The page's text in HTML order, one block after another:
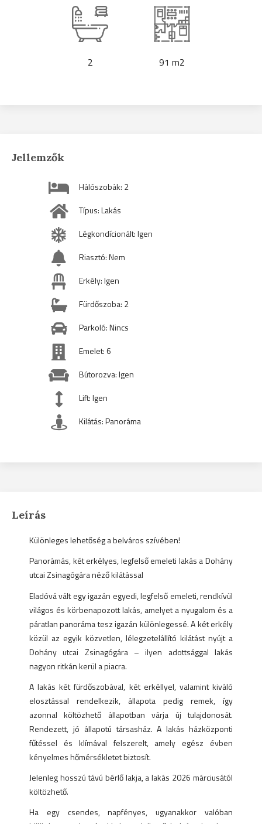
2 91 m2
Jellemzők
Hálószobák: 2
Típus: Lakás
Légkondícionált: Igen
Riasztó: Nem
Erkély: Igen
Fürdőszoba: 2
Parkoló: Nincs
Emelet: 6
Bútorozva: Igen
Lift: Igen
Kilátás: Panoráma
Leírás
Különleges lehetőség a belváros szívében!
Panorámás, két erkélyes, legfelső emeleti lakás a Dohány
utcai Zsinagógára néző kilátással
Eladóvá vált egy igazán egyedi, legfelső emeleti, rendkívül
világos és körbenapozott lakás, amelyet a nyugalom és a
páratlan panoráma tesz igazán különlegessé. A két erkély
közül az egyik közvetlen, lélegzetelállító kilátást nyújt a
Dohány utcai Zsinagógára – ilyen adottsággal lakás
nagyon ritkán kerül a piacra.
A lakás két fürdőszobával, két erkéllyel, valamint kiváló
elosztással rendelkezik, állapota pedig remek, így
azonnal költözhető állapotban várja új tulajdonosát.
Rendezett, jó állapotú társasház. A lakás házközponti
fűtéssel és klímával felszerelt, amely egész évben
kényelmes hőmérsékletet biztosít.
Jelenleg hosszú távú bérlő lakja, a lakás 2026 márciusától
költözhető.
Ha egy csendes, napfényes, ugyanakkor valóban